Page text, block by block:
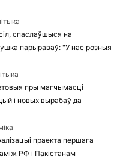
спаслаўшыся на
парыраваў: "У нас розныя
пры магчымасці
і новых вырабаў да
праекта першага
РФ і Пакістанам